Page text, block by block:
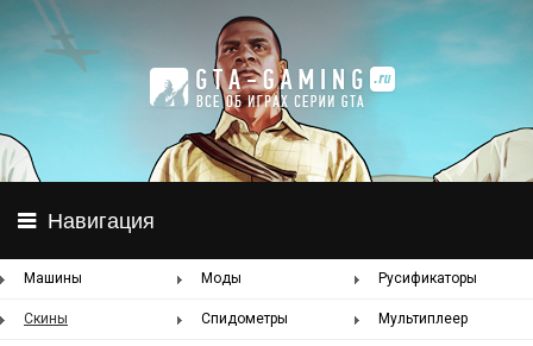
Навигация
Машины Моды Русификаторы
Скины Спидометры Мультиплеер